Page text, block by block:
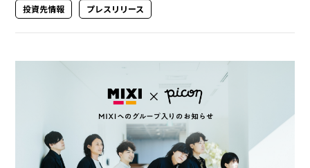
投資先情報 プレスリリース